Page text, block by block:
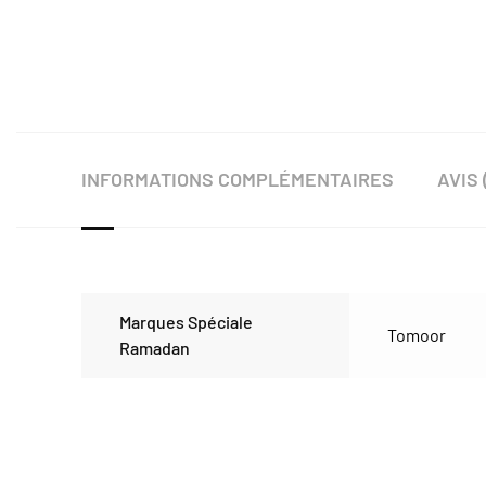
INFORMATIONS COMPLÉMENTAIRES AVIS
Marques Spéciale
Ramadan
Tomoor